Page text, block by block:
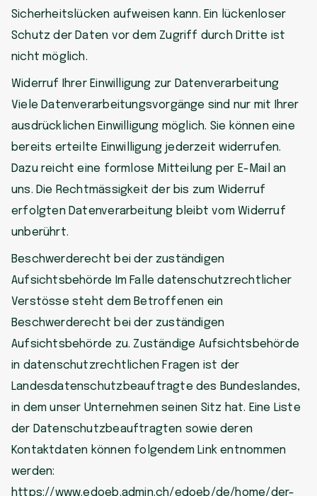
Sicherheitslücken aufweisen kann. Ein lückenloser
Schutz der Daten vor dem Zugriff durch Dritte ist
nicht möglich.
Widerruf Ihrer Einwilligung zur Datenverarbeitung
Viele Datenverarbeitungsvorgänge sind nur mit Ihrer
ausdrücklichen Einwilligung möglich. Sie können eine
bereits erteilte Einwilligung jederzeit widerrufen.
Dazu reicht eine formlose Mitteilung per E-Mail an
uns. Die Rechtmässigkeit der bis zum Widerruf
erfolgten Datenverarbeitung bleibt vom Widerruf
unberührt.
Beschwerderecht bei der zuständigen
Aufsichtsbehörde Im Falle datenschutzrechtlicher
Verstösse steht dem Betroffenen ein
Beschwerderecht bei der zuständigen
Aufsichtsbehörde zu. Zuständige Aufsichtsbehörde
in datenschutzrechtlichen Fragen ist der
Landesdatenschutzbeauftragte des Bundeslandes,
in dem unser Unternehmen seinen Sitz hat. Eine Liste
der Datenschutzbeauftragten sowie deren
Kontaktdaten können folgendem Link entnommen
werden:
https://www.edoeb.admin.ch/edoeb/de/home/der-